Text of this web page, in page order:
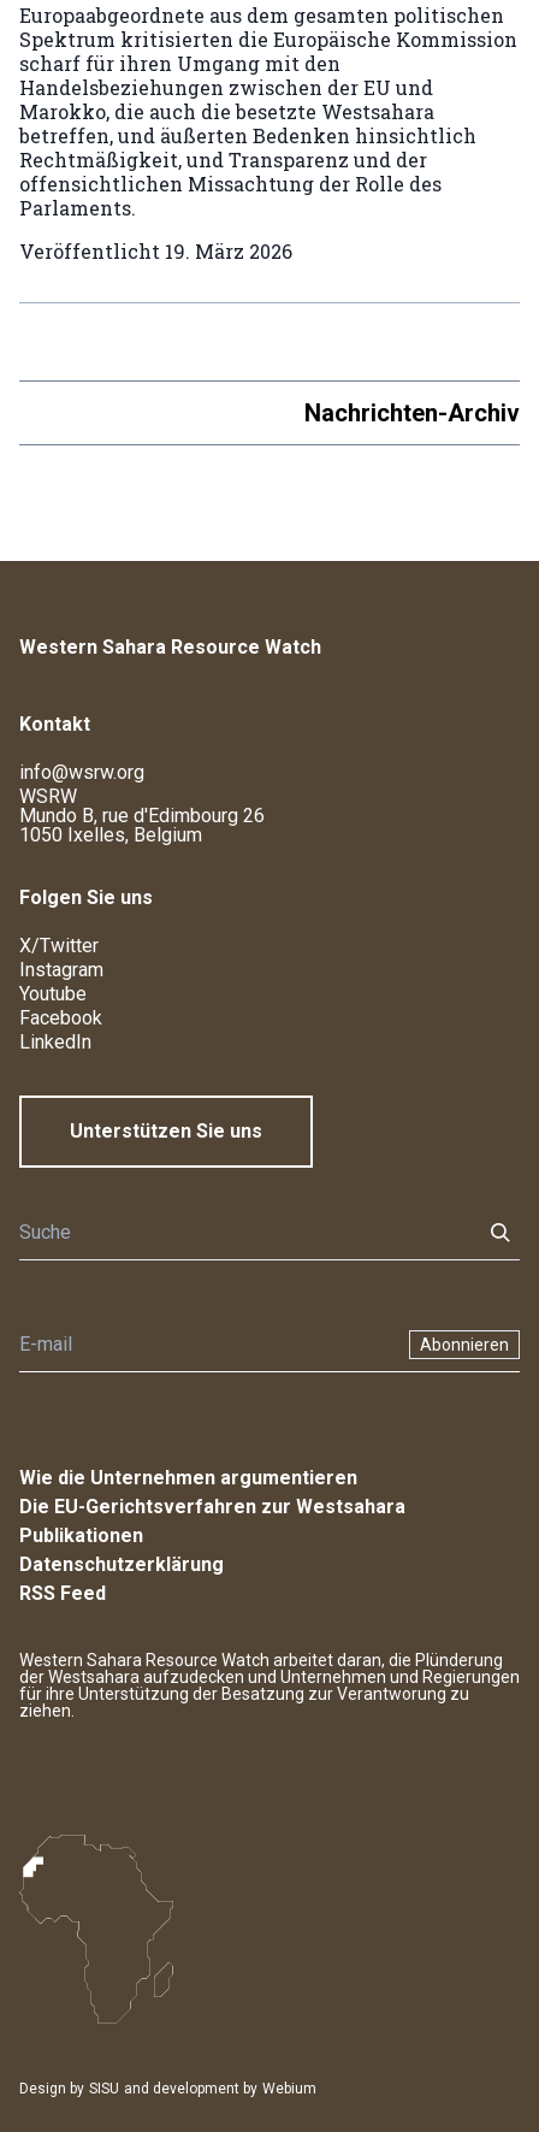
Europaabgeordnete aus dem gesamten politischen
Spektrum kritisierten die Europäische Kommission
scharf für ihren Umgang mit den
Handelsbeziehungen zwischen der EU und
Marokko, die auch die besetzte Westsahara
betreffen, und äußerten Bedenken hinsichtlich
Rechtmäßigkeit, und Transparenz und der
offensichtlichen Missachtung der Rolle des
Parlaments.
Veröffentlicht 19. März 2026
Nachrichten-Archiv
Western Sahara Resource Watch
Kontakt
info@wsrw.org
WSRW
Mundo B, rue d'Edimbourg 26
1050 Ixelles, Belgium
Folgen Sie uns
X/Twitter
Instagram
Youtube
Facebook
LinkedIn
Unterstützen Sie uns
Abonnieren
Wie die Unternehmen argumentieren
Die EU-Gerichtsverfahren zur Westsahara
Publikationen
Datenschutzerklärung
RSS Feed
Western Sahara Resource Watch arbeitet daran, die Plünderung
der Westsahara aufzudecken und Unternehmen und Regierungen
für ihre Unterstützung der Besatzung zur Verantworung zu
ziehen.
Design by SISU and development by Webium